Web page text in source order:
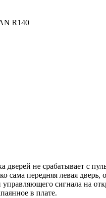
R140
дверей не срабатывает с
передняя левая дверь,
сигнала на
в плате.